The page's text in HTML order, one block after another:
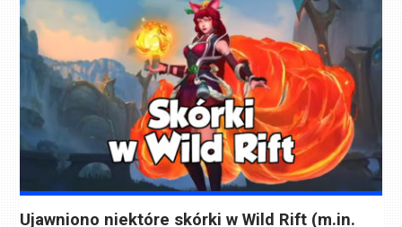
Ujawniono niektóre skórki w Wild Rift (m.in.